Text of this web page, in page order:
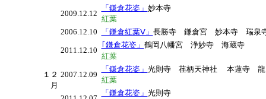
１２
月
2009.12.12
「鎌倉花姿」 妙本寺
紅葉
2006.12.10
「鎌倉紅葉Ⅴ」 長勝寺 鎌倉宮 妙本寺 瑞泉
2011.12.10
｢鎌倉花姿」 鶴岡八幡宮 浄妙寺 海蔵寺
紅葉
2007.12.09
「鎌倉花姿」 光則寺 荏柄天神社 本蓮寺 龍
紅葉
「鎌倉花姿」 光則寺